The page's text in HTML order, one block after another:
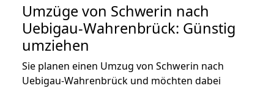
Umzüge von Schwerin nach
Uebigau-Wahrenbrück: Günstig
umziehen
Sie planen einen Umzug von Schwerin nach
Uebigau-Wahrenbrück und möchten dabei